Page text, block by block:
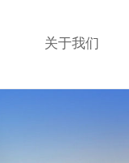
关于我们